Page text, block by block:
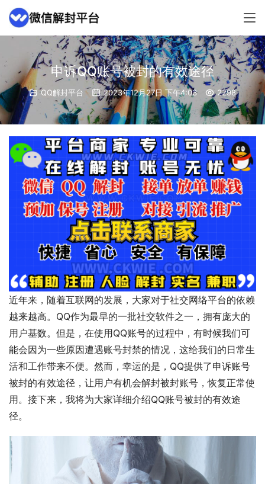
申诉QQ账号被封的有效途径
QQ解封平台 2023年12月27日 下午4:03 2298
近年来，随着互联网的发展，大家对于社交网络平台的依赖
越来越高。QQ作为最早的一批社交软件之一，拥有庞大的
用户基数。但是，在使用QQ账号的过程中，有时候我们可
能会因为一些原因遭遇账号封禁的情况，这给我们的日常生
活和工作带来不便。然而，幸运的是，QQ提供了申诉账号
被封的有效途径，让用户有机会解封被封账号，恢复正常使
用。接下来，我将为大家详细介绍QQ账号被封的有效途
径。